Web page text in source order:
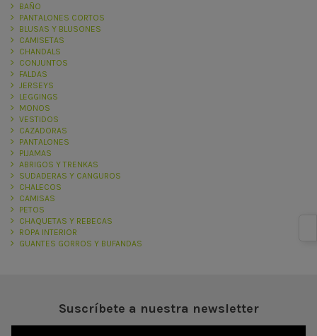
BAÑO
PANTALONES CORTOS
BLUSAS Y BLUSONES
CAMISETAS
CHANDALS
CONJUNTOS
FALDAS
JERSEYS
LEGGINGS
MONOS
VESTIDOS
CAZADORAS
PANTALONES
PIJAMAS
ABRIGOS Y TRENKAS
SUDADERAS Y CANGUROS
CHALECOS
CAMISAS
PETOS
CHAQUETAS Y REBECAS
ROPA INTERIOR
GUANTES GORROS Y BUFANDAS
Suscríbete a nuestra newsletter